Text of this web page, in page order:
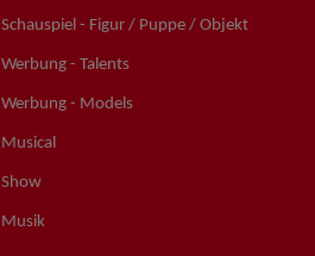
Schauspiel - Figur / Puppe / Objekt
Werbung - Talents
Werbung - Models
Musical
Show
Musik